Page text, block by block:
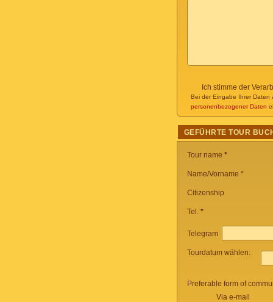
Ich stimme der
Bei der Eingabe Ihrer Daten
personenbezogener Daten
GEFÜHRTE TOUR
Tour name *
Name/Vorname *
Citizenship
Tel. *
Telegram
Tourdatum wählen:
Preferable form of
Via e-mail